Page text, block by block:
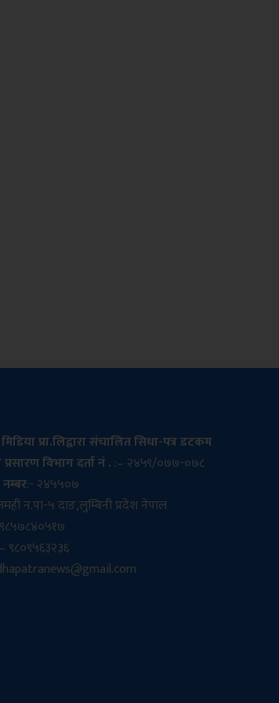
प्रा.लिद्वारा संचालित सिधा-पत्र डटकम
विभाग दर्ता नं . :– २४५९/०७७-०७८
नम्बर:- २४५५०७
न.पा-५ दाङ,लुम्बिनी प्रदेश नेपाल
९८०९५६३२३६